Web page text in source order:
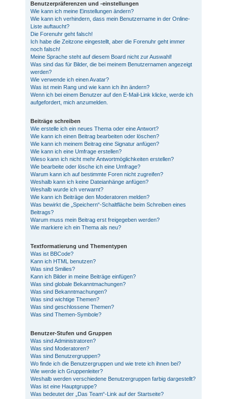
Benutzerpräferenzen und -einstellungen
Wie kann ich meine Einstellungen ändern?
Wie kann ich verhindern, dass mein Benutzername in der Online-
Liste auftaucht?
Die Forenuhr geht falsch!
Ich habe die Zeitzone eingestellt, aber die Forenuhr geht immer
noch falsch!
Meine Sprache steht auf diesem Board nicht zur Auswahl!
Was sind das für Bilder, die bei meinem Benutzernamen angezeigt
werden?
Wie verwende ich einen Avatar?
Was ist mein Rang und wie kann ich ihn ändern?
Wenn ich bei einem Benutzer auf den E-Mail-Link klicke, werde ich
aufgefordert, mich anzumelden.
Beiträge schreiben
Wie erstelle ich ein neues Thema oder eine Antwort?
Wie kann ich einen Beitrag bearbeiten oder löschen?
Wie kann ich meinem Beitrag eine Signatur anfügen?
Wie kann ich eine Umfrage erstellen?
Wieso kann ich nicht mehr Antwortmöglichkeiten erstellen?
Wie bearbeite oder lösche ich eine Umfrage?
Warum kann ich auf bestimmte Foren nicht zugreifen?
Weshalb kann ich keine Dateianhänge anfügen?
Weshalb wurde ich verwarnt?
Wie kann ich Beiträge den Moderatoren melden?
Was bewirkt die „Speichern“-Schaltfläche beim Schreiben eines
Beitrags?
Warum muss mein Beitrag erst freigegeben werden?
Wie markiere ich ein Thema als neu?
Textformatierung und Thementypen
Was ist BBCode?
Kann ich HTML benutzen?
Was sind Smilies?
Kann ich Bilder in meine Beiträge einfügen?
Was sind globale Bekanntmachungen?
Was sind Bekanntmachungen?
Was sind wichtige Themen?
Was sind geschlossene Themen?
Was sind Themen-Symbole?
Benutzer-Stufen und Gruppen
Was sind Administratoren?
Was sind Moderatoren?
Was sind Benutzergruppen?
Wo finde ich die Benutzergruppen und wie trete ich ihnen bei?
Wie werde ich Gruppenleiter?
Weshalb werden verschiedene Benutzergruppen farbig dargestellt?
Was ist eine Hauptgruppe?
Was bedeutet der „Das Team“-Link auf der Startseite?